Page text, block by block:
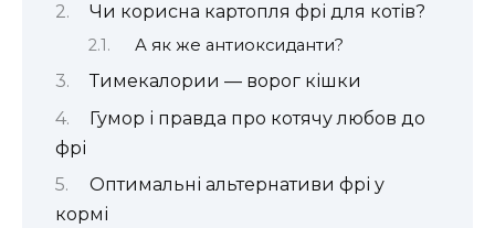
Чи корисна картопля фрі для котів?
А як же антиоксиданти?
Тимекалории — ворог кішки
Гумор і правда про котячу любов до
фрі
Оптимальні альтернативи фрі у
кормі